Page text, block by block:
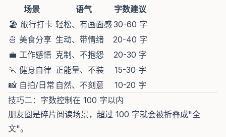
场景
语气
字数建议
🏖️ 旅行打卡 轻松、有画面感30-60 字
🍜 美食分享 生动、带情绪
20-40 字
💼 工作感悟 克制、不抱怨
20-30 字
🏃 健身自律 正能量、不装
15-30 字
📸 自拍/日常 自然、不刻意
10-20 字
技巧二：字数控制在 100 字以内
朋友圈是碎片阅读场景，超过 100 字就会被折叠成"全
文"。